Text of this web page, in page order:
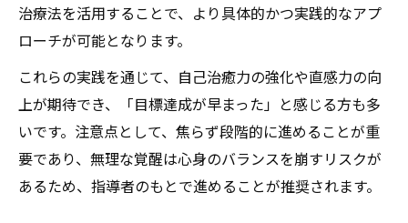
治療法を活用することで、より具体的かつ実践的なアプ
ローチが可能となります。
これらの実践を通じて、自己治癒力の強化や直感力の向
上が期待でき、「目標達成が早まった」と感じる方も多
いです。注意点として、焦らず段階的に進めることが重
要であり、無理な覚醒は心身のバランスを崩すリスクが
あるため、指導者のもとで進めることが推奨されます。